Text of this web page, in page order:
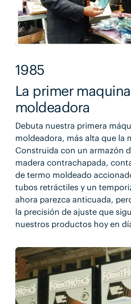
1985
La primer
moldeadora
Debuta nuestra primera
moldeadora, más alta que la
Construida con un armazón
madera contrachapada,
de termo moldeado
tubos retráctiles y un
ahora parezca anticuada,
la precisión de ajuste que
nuestros productos hoy en